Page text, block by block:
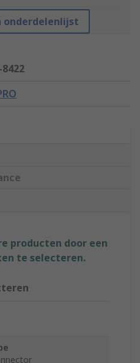
onderdelenlijst
8422
producten door een
te selecteren.